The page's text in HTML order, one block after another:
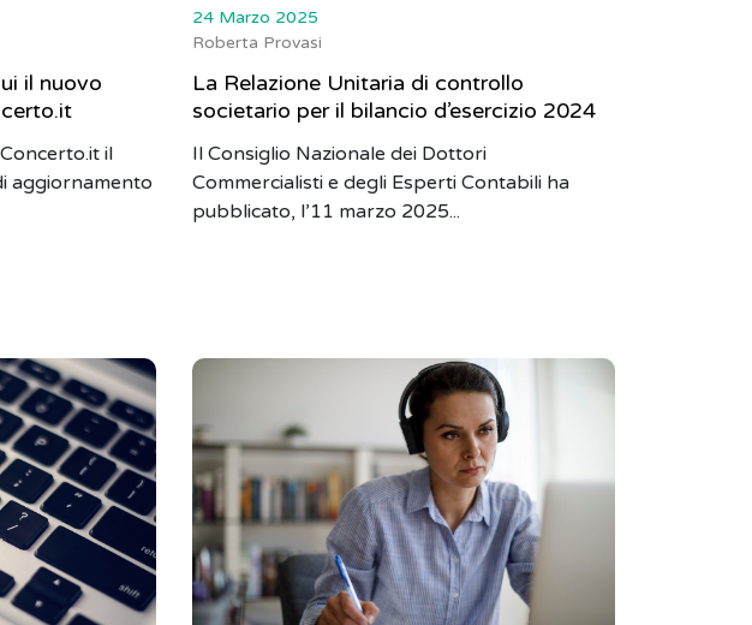
il nuovo
il
aggiornamento
24 Marzo 2025
Roberta Provasi
La Relazione Unitaria di controllo
societario per il bilancio d’esercizio 2024
Il Consiglio Nazionale dei Dottori
Commercialisti e degli Esperti Contabili ha
pubblicato, l’11 marzo 2025...